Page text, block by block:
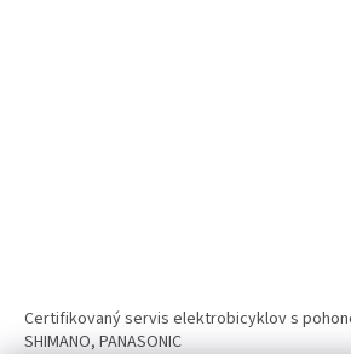
Certifikovaný servis elektrobicyklov s
SHIMANO, PANASONIC